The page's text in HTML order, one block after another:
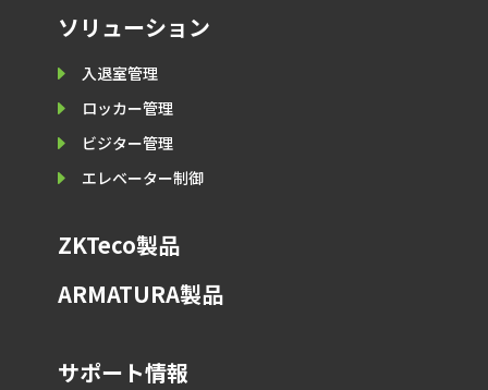
ソリューション
E 入退室管理
E ロッカー管理
E ビジター管理
E エレベーター制御
ZKTeco製品
ARMATURA製品
サポート情報